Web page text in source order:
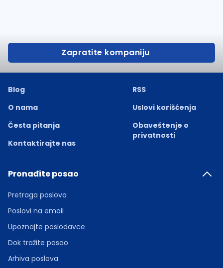
Zapratite kompaniju
Blog
O nama
Česta pitanja
Kontaktirajte nas
RSS
Uslovi korišćenja
Obaveštenje o
privatnosti
Pronađite posao
Pretraga poslova
Poslovi na email
Upoznajte poslodavce
Dok tražite posao
Arhiva poslova